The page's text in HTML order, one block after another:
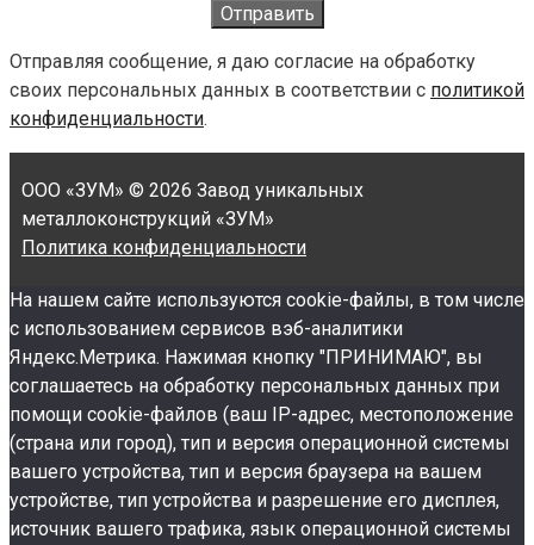
Отправляя сообщение, я даю согласие на обработку
своих персональных данных в соответствии с политикой
конфиденциальности.
ООО «ЗУМ» © 2026 Завод уникальных
металлоконструкций «ЗУМ»
Политика конфиденциальности
На нашем сайте используются cookie-файлы, в том числе
с использованием сервисов вэб-аналитики
Яндекс.Метрика. Нажимая кнопку "ПРИНИМАЮ", вы
соглашаетесь на обработку персональных данных при
помощи cookie-файлов (ваш IP-адрес, местоположение
(страна или город), тип и версия операционной системы
вашего устройства, тип и версия браузера на вашем
устройстве, тип устройства и разрешение его дисплея,
источник вашего трафика, язык операционной системы